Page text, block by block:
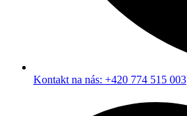
Kontakt na nás: +420 774 515 003